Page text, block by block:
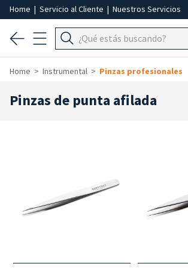
Home | Servicio al Cliente | Nuestros Servicios
Home Instrumental Pinzas profesionales
Pinzas de punta afilada